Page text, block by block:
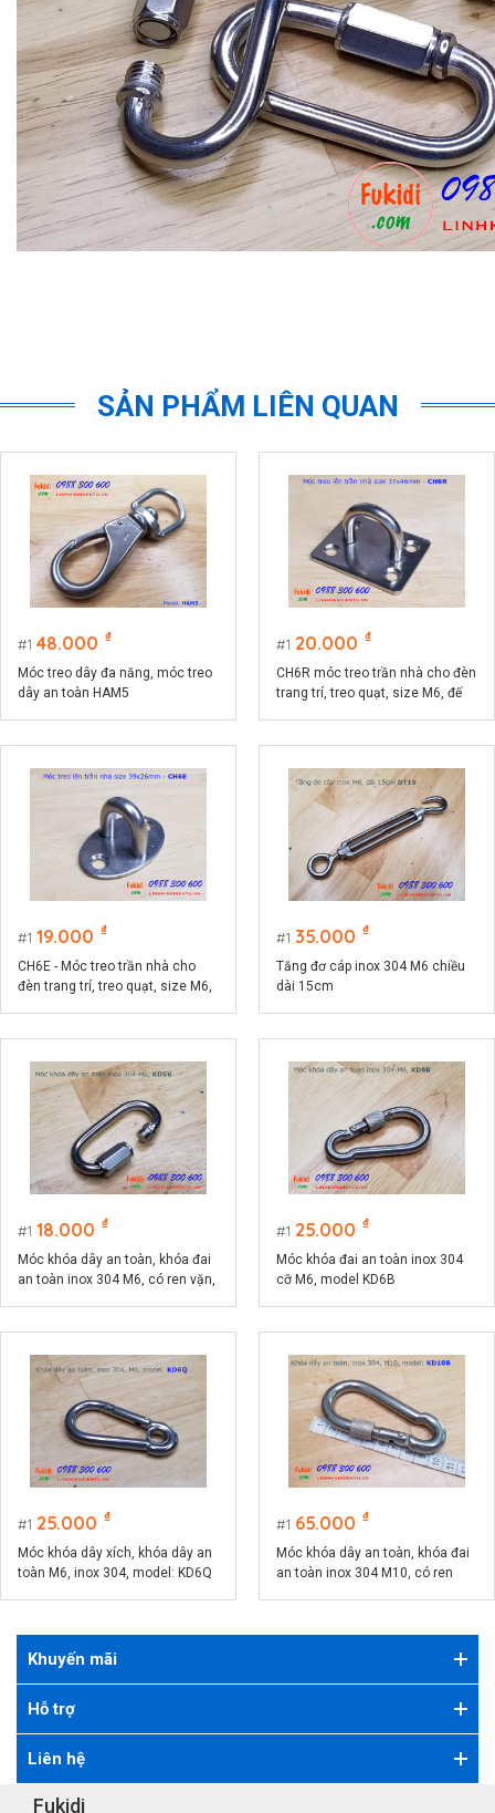
SẢN PHẨM LIÊN QUAN
1 48.000 ₫
Móc treo dây đa năng, móc treo
dây an toàn HAM5
1 20.000 ₫
CH6R móc treo trần nhà cho đèn
trang trí, treo quạt, size M6, đế
1 19.000 ₫
CH6E - Móc treo trần nhà cho
đèn trang trí, treo quạt, size M6,
1 35.000 ₫
Tăng đơ cáp inox 304 M6 chiều
dài 15cm
1 18.000 ₫
Móc khóa dây an toàn, khóa đai
an toàn inox 304 M6, có ren vặn,
1 25.000 ₫
Móc khóa đai an toàn inox 304
cỡ M6, model KD6B
1 25.000 ₫
Móc khóa dây xích, khóa dây an
toàn M6, inox 304, model: KD6Q
1 65.000 ₫
Móc khóa dây an toàn, khóa đai
an toàn inox 304 M10, có ren
Khuyến mãi
Hỗ trợ
Liên hệ
Fukidi